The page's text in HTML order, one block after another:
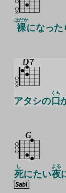
裸
はだか
になった
アタシの 口
くち
死
し
にたい夜
よる